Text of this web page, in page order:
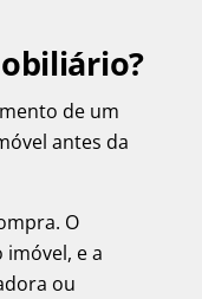
de um
antes da
O
e a
ou